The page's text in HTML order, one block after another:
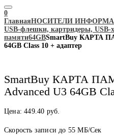
0
ГлавнаяНОСИТЕЛИ
USB-флешки, картридеры, USB-
памяти64GBSmartBuy КАРТА
64GB Class 10 + адаптер
SmartBuy КАРТА
Advanced U3 64GB
Цена:449.40 руб.
Скорость записи до 55 МБ/Сек